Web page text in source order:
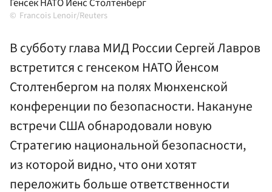
Генсек НАТО Йенс Столтенберг
Francois Lenoir/Reuters
В субботу глава МИД России Сергей Лавров
встретится с генсеком НАТО Йенсом
Столтенбергом на полях Мюнхенской
конференции по безопасности. Накануне
встречи США обнародовали новую
Стратегию национальной безопасности,
из которой видно, что они хотят
переложить больше ответственности